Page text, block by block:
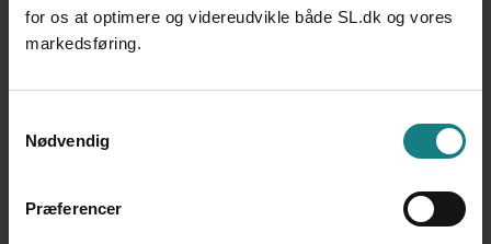
for os at optimere og videreudvikle både SL.dk og vores
markedsføring.
Nødvendig
Præferencer
betyder, at politianmeldelse kan undlades.
samarbejde med skadelidte og/eller TR eller AMR
og inden for 72 timer, efter hændelsen har fundet